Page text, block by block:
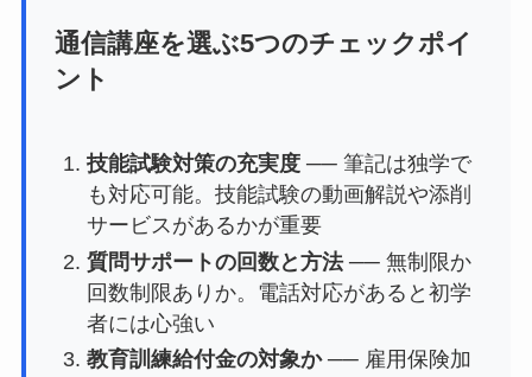
通信講座を選ぶ5つのチェックポイ
ント
技能試験対策の充実度── 筆記は独学で
も対応可能。技能試験の動画解説や添削
サービスがあるかが重要
質問サポートの回数と方法── 無制限か
回数制限ありか。電話対応があると初学
者には心強い
教育訓練給付金の対象か── 雇用保険加